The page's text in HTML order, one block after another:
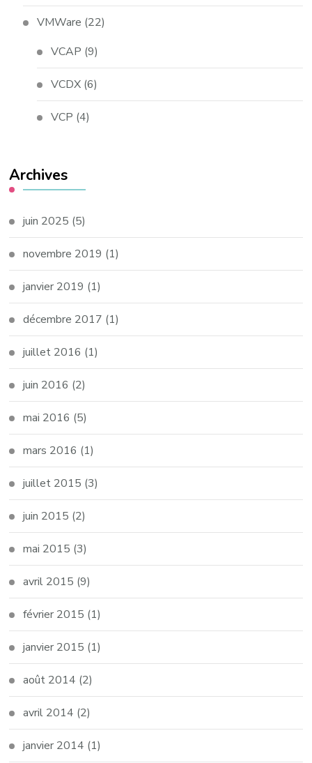
VMWare (22)
VCAP (9)
VCDX (6)
VCP (4)
Archives
juin 2025 (5)
novembre 2019 (1)
janvier 2019 (1)
décembre 2017 (1)
juillet 2016 (1)
juin 2016 (2)
mai 2016 (5)
mars 2016 (1)
juillet 2015 (3)
juin 2015 (2)
mai 2015 (3)
avril 2015 (9)
février 2015 (1)
janvier 2015 (1)
août 2014 (2)
avril 2014 (2)
janvier 2014 (1)